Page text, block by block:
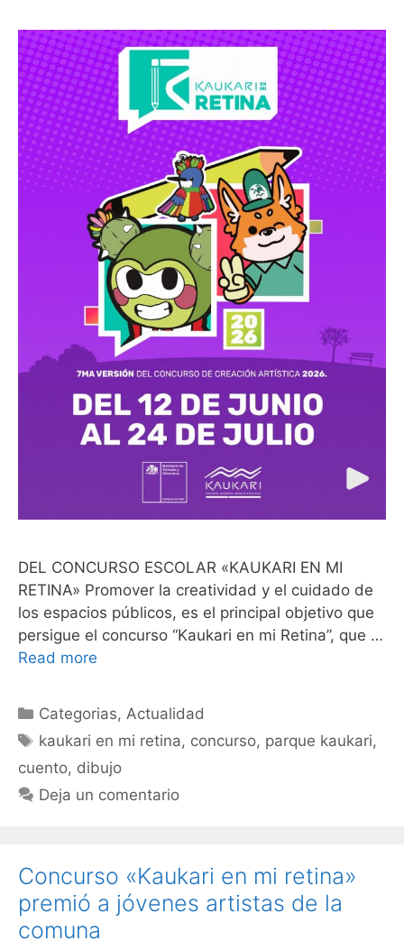
DEL CONCURSO ESCOLAR «KAUKARI EN MI
RETINA» Promover la creatividad y el cuidado de
los espacios públicos, es el principal objetivo que
persigue el concurso “Kaukari en mi Retina”, que …
Read more
Categorias,Actualidad
kaukari en mi retina, concurso, parque kaukari,
cuento, dibujo
Deja un comentario
Concurso «Kaukari en mi retina»
premió a jóvenes artistas de la
comuna